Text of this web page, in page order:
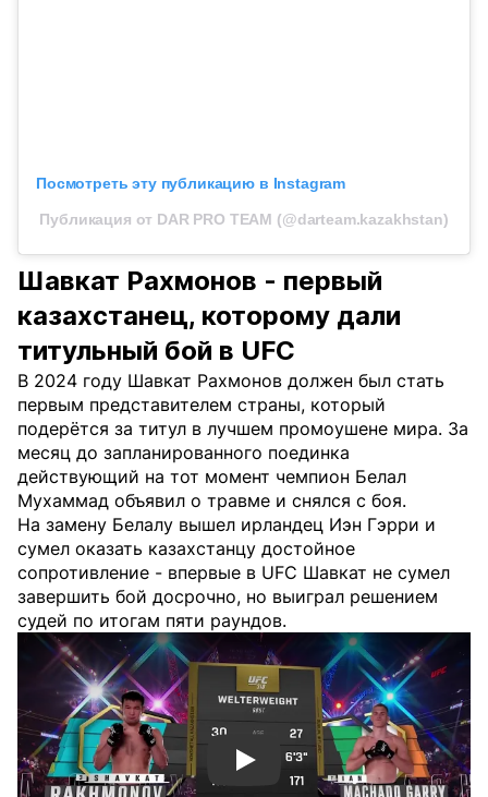
Посмотреть эту публикацию в Instagram
Публикация от DAR PRO TEAM (@darteam.kazakhstan)
Шавкат Рахмонов - первый
казахстанец, которому дали
титульный бой в UFC
В 2024 году Шавкат Рахмонов должен был стать
первым представителем страны, который
подерётся за титул в лучшем промоушене мира. За
месяц до запланированного поединка
действующий на тот момент чемпион Белал
Мухаммад объявил о травме и снялся с боя.
На замену Белалу вышел ирландец Иэн Гэрри и
сумел оказать казахстанцу достойное
сопротивление - впервые в UFC Шавкат не сумел
завершить бой досрочно, но выиграл решением
судей по итогам пяти раундов.
Смотреть видео YouTube